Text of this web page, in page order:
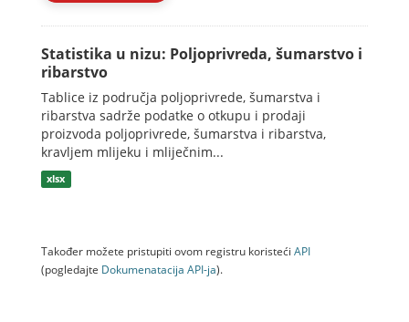
Statistika u nizu: Poljoprivreda, šumarstvo i
ribarstvo
Tablice iz područja poljoprivrede, šumarstva i
ribarstva sadrže podatke o otkupu i prodaji
proizvoda poljoprivrede, šumarstva i ribarstva,
kravljem mlijeku i mliječnim...
xlsx
Također možete pristupiti ovom registru koristeći API
(pogledajte Dokumenаtаcijа API-jа).